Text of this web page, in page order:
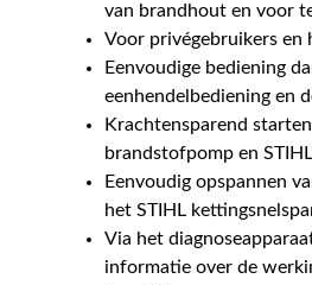
van brandhout en voor
Voor privégebruikers en
Eenvoudige bediening
eenhendelbediening en
Krachtensparend
brandstofpomp en
Eenvoudig opspannen
het STIHL
Via het
informatie over de